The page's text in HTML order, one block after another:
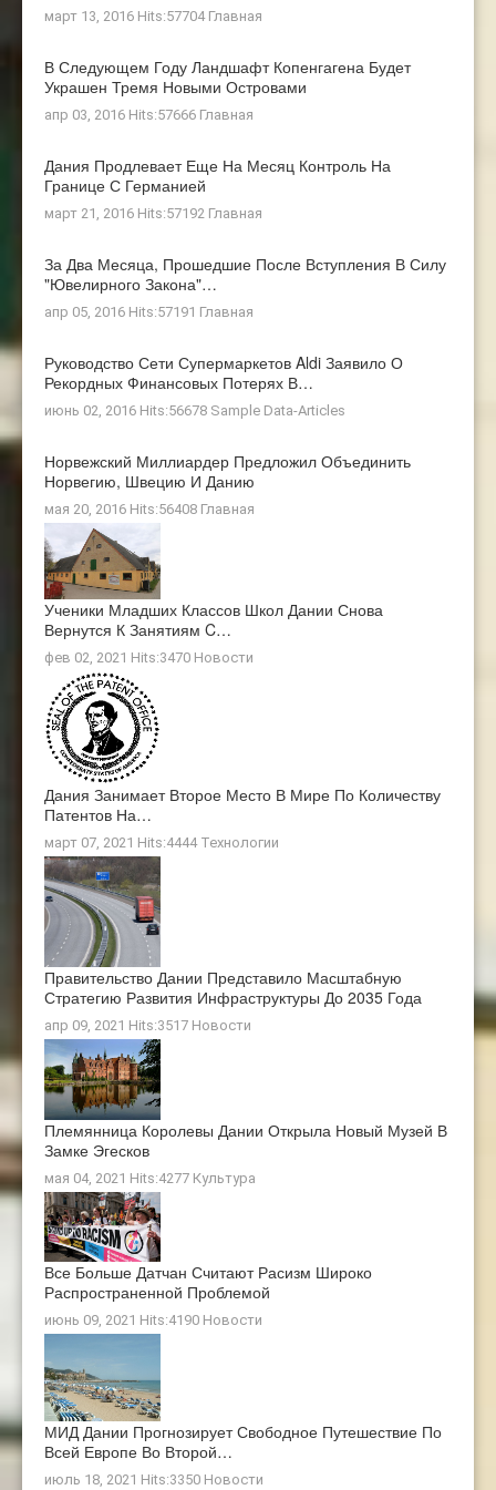
март 13, 2016 Hits:57704 Главная
В Следующем Году Ландшафт Копенгагена Будет
Украшен Тремя Новыми Островами
апр 03, 2016 Hits:57666 Главная
Дания Продлевает Еще На Месяц Контроль На
Границе С Германией
март 21, 2016 Hits:57192 Главная
За Два Месяца, Прошедшие После Вступления В Силу
"ювелирного Закона"…
апр 05, 2016 Hits:57191 Главная
Руководство Сети Супермаркетов Aldi Заявило О
Рекордных Финансовых Потерях В…
июнь 02, 2016 Hits:56678 Sample Data-Articles
Норвежский Миллиардер Предложил Объединить
Норвегию, Швецию И Данию
мая 20, 2016 Hits:56408 Главная
Ученики Младших Классов Школ Дании Снова
Вернутся К Занятиям C…
фев 02, 2021 Hits:3470 Новости
Дания Занимает Второе Место В Мире По Количеству
Патентов На…
март 07, 2021 Hits:4444 Технологии
Правительство Дании Представило Масштабную
Стратегию Развития Инфраструктуры До 2035 Года
апр 09, 2021 Hits:3517 Новости
Племянница Королевы Дании Открыла Новый Музей В
Замке Эгесков
мая 04, 2021 Hits:4277 Культура
Все Больше Датчан Считают Расизм Широко
Распространенной Проблемой
июнь 09, 2021 Hits:4190 Новости
МИД Дании Прогнозирует Свободное Путешествие По
Всей Европе Во Второй…
июль 18, 2021 Hits:3350 Новости